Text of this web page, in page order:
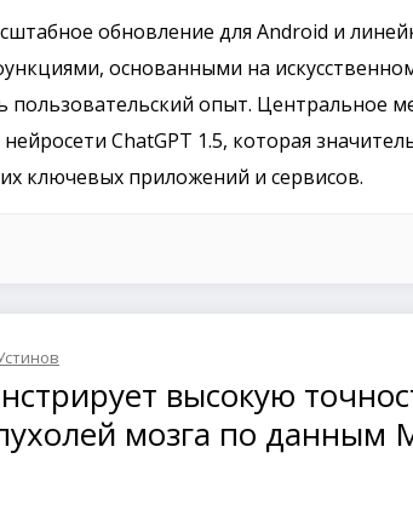
обновление для Android и
основанными на
опыт. Центральное
ChatGPT 1.5, которая
ключевых приложений и сервисов.
высокую
мозга по данным